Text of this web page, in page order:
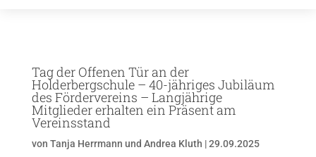
Tag der Offenen Tür an der
Holderbergschule – 40-jähriges Jubiläum
des Fördervereins – Langjährige
Mitglieder erhalten ein Präsent am
Vereinsstand
von Tanja Herrmann und Andrea Kluth |29.09.2025